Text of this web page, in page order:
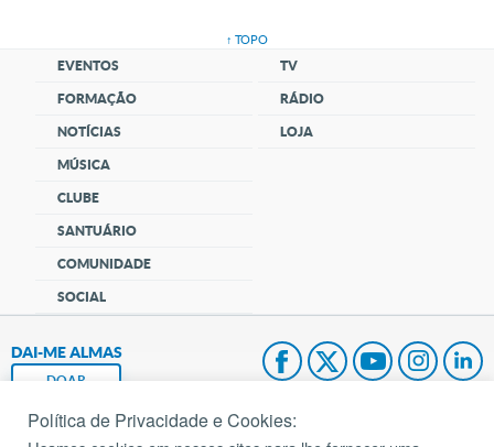
↑ TOPO
EVENTOS
FORMAÇÃO
NOTÍCIAS
MÚSICA
CLUBE
SANTUÁRIO
COMUNIDADE
SOCIAL
TV
RÁDIO
LOJA
DAI-ME ALMAS
DOAR
Fundação João Paulo II
Política de Privacidade e Cookies: